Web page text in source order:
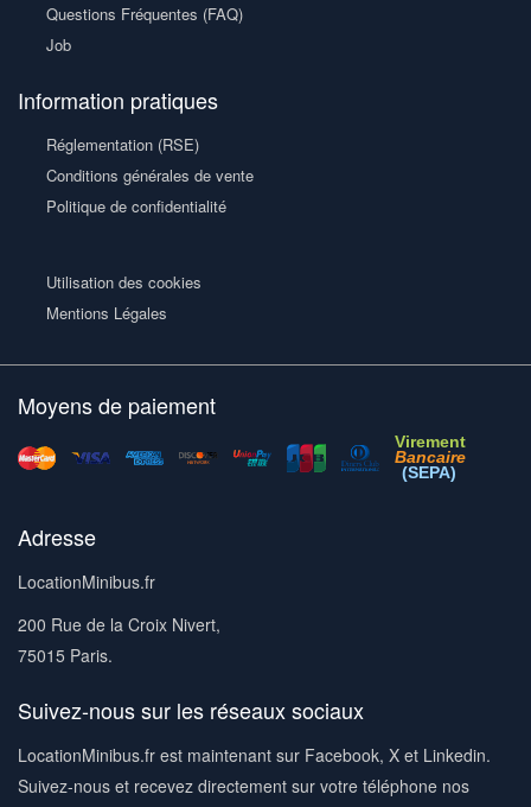
Questions Fréquentes (FAQ)
Job
Information pratiques
Réglementation (RSE)
Conditions générales de vente
Politique de confidentialité
Utilisation des cookies
Mentions Légales
Moyens de paiement
Virement
Bancaire
(SEPA)
Adresse
LocationMinibus.fr
200 Rue de la Croix Nivert,
75015 Paris.
Suivez-nous sur les réseaux sociaux
LocationMinibus.fr est maintenant sur Facebook, X et Linkedin.
Suivez-nous et recevez directement sur votre téléphone nos